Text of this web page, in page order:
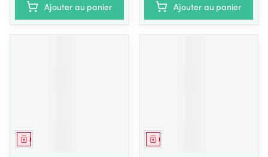
Ajouter au panier Ajouter au panier
Médicament Médicament